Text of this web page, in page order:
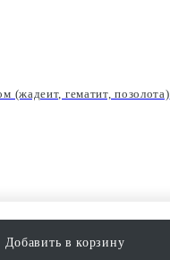
Добавить в корзину
(жадеит, гематит, позолота)
Tilda